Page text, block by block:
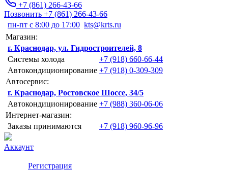
+7 (861) 266-43-66
Позвонить +7 (861) 266-43-66
пн-пт с 8:00 до 17:00 kts@krts.ru
Магазин:
г. Краснодар, ул. Гидростроителей, 8
Системы холода
+7 (918) 660-66-44
Автокондиционирование +7 (918) 0-309-309
Автосервис:
г. Краснодар, Ростовское Шоссе, 34/5
Автокондиционирование +7 (988) 360-06-06
Интернет-магазин:
Заказы принимаются
+7 (918) 960-96-96
Аккаунт
Регистрация